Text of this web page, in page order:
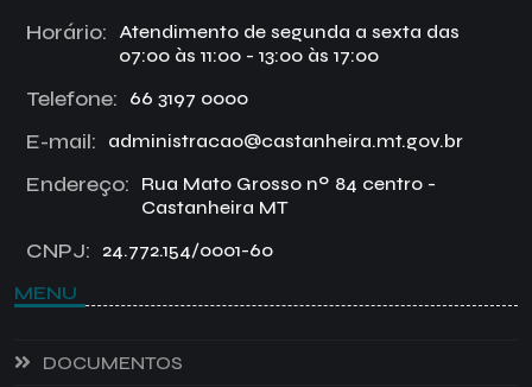
Horário:
Atendimento de segunda a sexta das
07:00 às 11:00 - 13:00 às 17:00
Telefone: 66 3197 0000
E-mail: administracao@castanheira.mt.gov.br
Endereço:
Rua Mato Grosso nº 84 centro -
Castanheira MT
CNPJ: 24.772.154/0001-60
MENU
DOCUMENTOS